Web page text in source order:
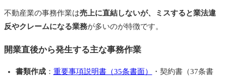
③繁忙期だけパートを雇おうとして人材が確
保できない
④電話代行を試さずに正社員採用
⑤業務範囲を曖昧にしてパートに負担集中
不動産業の事務作業は売上に直結しないが、ミスすると業法違
反やクレームになる業務が多いのが特徴です。
開業直後から発生する主な事務作業
書類作成： 重要事項説明書（35条書面）
・契約書（37条書